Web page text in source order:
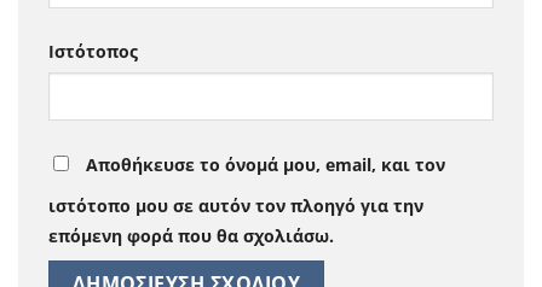
Ιστότοπος
Αποθήκευσε το όνομά μου, email, και τον
ιστότοπο μου σε αυτόν τον πλοηγό για την
επόμενη φορά που θα σχολιάσω.